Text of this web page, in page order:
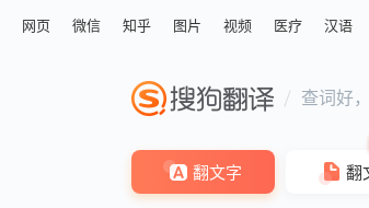
网页 微信 知乎 图片 视频 医疗 汉语
查词好
翻文字 翻